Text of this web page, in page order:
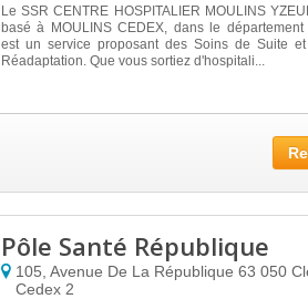
Le SSR CENTRE HOSPITALIER MOULINS
basé à MOULINS CEDEX, dans le département
est un service proposant des Soins de Suite
Réadaptation. Que vous sortiez d'hospitali...
Pôle Santé République
105, Avenue De La République 63 050
Cedex 2